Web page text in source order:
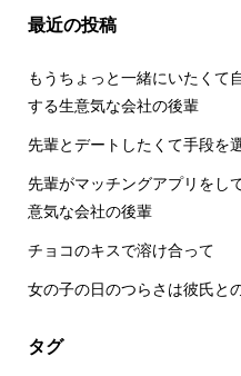
最近の投稿
もうちょっと一緒にいたくて
する生意気な会社の後輩
先輩とデートしたくて手段を
先輩がマッチングアプリをし
意気な会社の後輩
チョコのキスで溶け合って
女の子の日のつらさは彼氏と
タグ